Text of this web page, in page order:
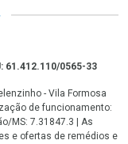
61.412.110/0565-33
- Vila Formosa
de funcionamento:
MS: 7.31847.3 | As
e ofertas de remédios e